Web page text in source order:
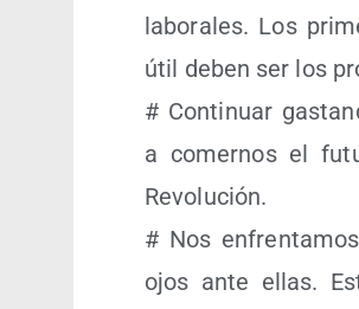
labo­ra­les. Los
útil deben ser los
# Con­ti­nuar
a comer­nos el
Revolución.
# Nos
ojos ante ellas.